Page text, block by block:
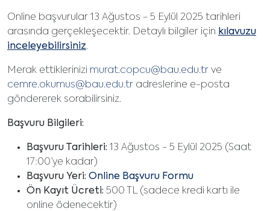
Online başvurular 13 Ağustos - 5 Eylül 2025 tarihleri
arasında gerçekleşecektir. Detaylı bilgiler için kılavuzu
inceleyebilirsiniz.
Merak ettiklerinizi murat.copcu@bau.edu.tr ve
cemre.okumus@bau.edu.tr adreslerine e-posta
göndererek sorabilirsiniz.
Başvuru Bilgileri:
Başvuru Tarihleri: 13 Ağustos - 5 Eylül 2025 (Saat
17:00’ye kadar)
Başvuru Yeri: Online Başvuru Formu
Ön Kayıt Ücreti: 500 TL (sadece kredi kartı ile
online ödenecektir)